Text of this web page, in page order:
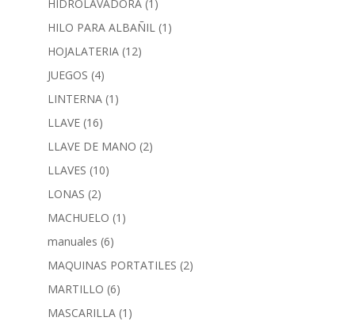
HIDROLAVADORA (1)
HILO PARA ALBAÑIL (1)
HOJALATERIA (12)
JUEGOS (4)
LINTERNA (1)
LLAVE (16)
LLAVE DE MANO (2)
LLAVES (10)
LONAS (2)
MACHUELO (1)
manuales (6)
MAQUINAS PORTATILES (2)
MARTILLO (6)
MASCARILLA (1)